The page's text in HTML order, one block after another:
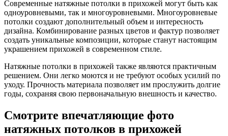
Современные натяжные потолки в прихожей могут быть как
одноуровневыми, так и многоуровневыми. Многоуровневые
потолки создают дополнительный объем и интересность
дизайна. Комбинирование разных цветов и фактур позволяет
создать уникальные композиции, которые станут настоящим
украшением прихожей в современном стиле.
Натяжные потолки в прихожей также являются практичным
решением. Они легко моются и не требуют особых усилий по
уходу. Прочность материала позволяет им прослужить долгие
годы, сохраняя свою первоначальную внешность и качество.
Смотрите впечатляющие фото
натяжных потолков в прихожей